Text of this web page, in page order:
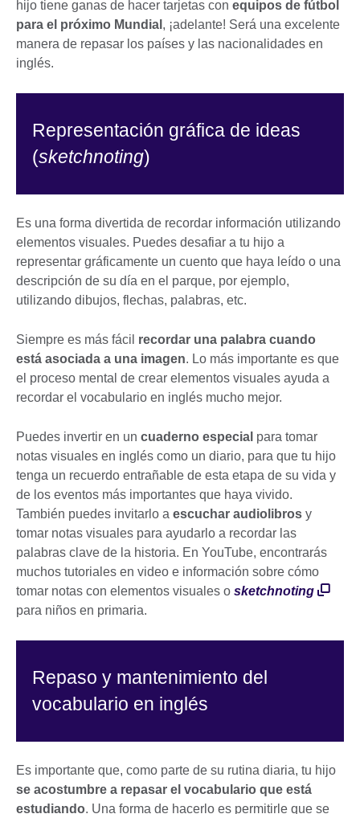
hijo tiene ganas de hacer tarjetas con equipos de fútbol
para el próximo Mundial , ¡adelante! Será una excelente
manera de repasar los países y las nacionalidades en
inglés.
Representación gráfica de ideas
(sketchnoting)
Es una forma divertida de recordar información utilizando
elementos visuales. Puedes desafiar a tu hijo a
representar gráficamente un cuento que haya leído o una
descripción de su día en el parque, por ejemplo,
utilizando dibujos, flechas, palabras, etc.
Siempre es más fácil recordar una palabra cuando
está asociada a una imagen. Lo más importante es que
el proceso mental de crear elementos visuales ayuda a
recordar el vocabulario en inglés mucho mejor.
Puedes invertir en un cuaderno especial para tomar
notas visuales en inglés como un diario, para que tu hijo
tenga un recuerdo entrañable de esta etapa de su vida y
de los eventos más importantes que haya vivido.
También puedes invitarlo a escuchar audiolibros y
tomar notas visuales para ayudarlo a recordar las
palabras clave de la historia. En YouTube, encontrarás
muchos tutoriales en video e información sobre cómo
tomar notas con elementos visuales o sketchnoting
para niños en primaria.
Repaso y mantenimiento del
vocabulario en inglés
Es importante que, como parte de su rutina diaria, tu hijo
se acostumbre a repasar el vocabulario que está
estudiando. Una forma de hacerlo es permitirle que se